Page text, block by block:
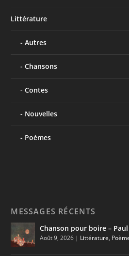
Littérature
Autres
Chansons
Contes
Nouvelles
Poèmes
MESSAGES RÉCENTS
Chanson pour boire –
Août 9, 2026 | Littérature,